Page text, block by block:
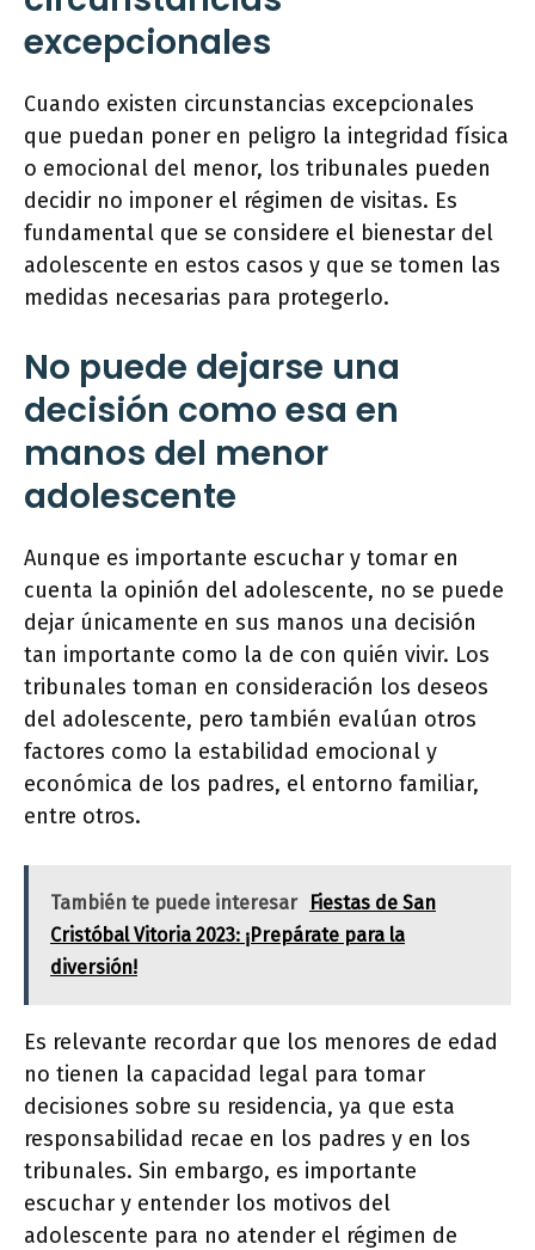
excepcionales
Cuando existen circunstancias excepcionales
que puedan poner en peligro la integridad física
o emocional del menor, los tribunales pueden
decidir no imponer el régimen de visitas. Es
fundamental que se considere el bienestar del
adolescente en estos casos y que se tomen las
medidas necesarias para protegerlo.
No puede dejarse una
decisión como esa en
manos del menor
adolescente
Aunque es importante escuchar y tomar en
cuenta la opinión del adolescente, no se puede
dejar únicamente en sus manos una decisión
tan importante como la de con quién vivir. Los
tribunales toman en consideración los deseos
del adolescente, pero también evalúan otros
factores como la estabilidad emocional y
económica de los padres, el entorno familiar,
entre otros.
También te puede interesar
Fiestas de San
Cristóbal Vitoria 2023: ¡Prepárate para la
diversión!
Es relevante recordar que los menores de edad
no tienen la capacidad legal para tomar
decisiones sobre su residencia, ya que esta
responsabilidad recae en los padres y en los
tribunales. Sin embargo, es importante
escuchar y entender los motivos del
adolescente para no atender el régimen de